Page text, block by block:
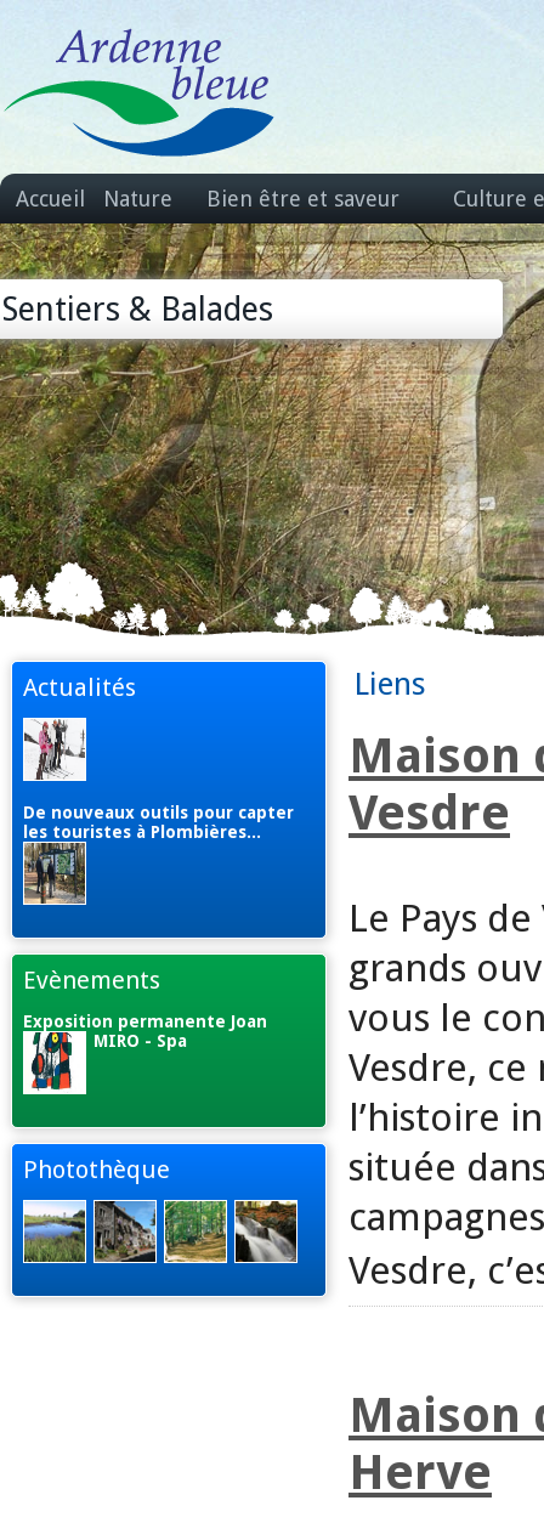
Accueil Nature Bien être et saveur Culture
Sentiers & Balades
Actualités
De nouveaux outils pour capter
les touristes à Plombières...
Evènements
Exposition permanente Joan
MIRO - Spa
Photothèque
Liens
Maison
Vesdre
Le Pays
grands
vous le
Vesdre, ce
l’histoire
située
Vesdre,
Maison
Herve